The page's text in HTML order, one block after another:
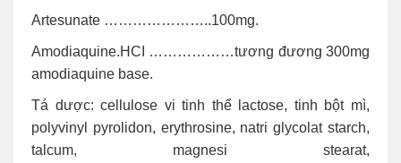
Artesunate …………………..100mg.
Amodiaquine.HCI ………………tương đương 300mg
amodiaquine base.
Tá dược: cellulose vi tinh thể lactose, tinh bột mì,
polyvinyl pyrolidon, erythrosine, natri glycolat starch,
talcum, magnesi stearat,